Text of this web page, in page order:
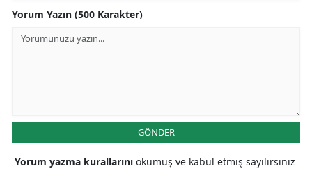
Yorum Yazın (500 Karakter)
GÖNDER
Yorum yazma kurallarını okumuş ve kabul etmiş sayılırsınız